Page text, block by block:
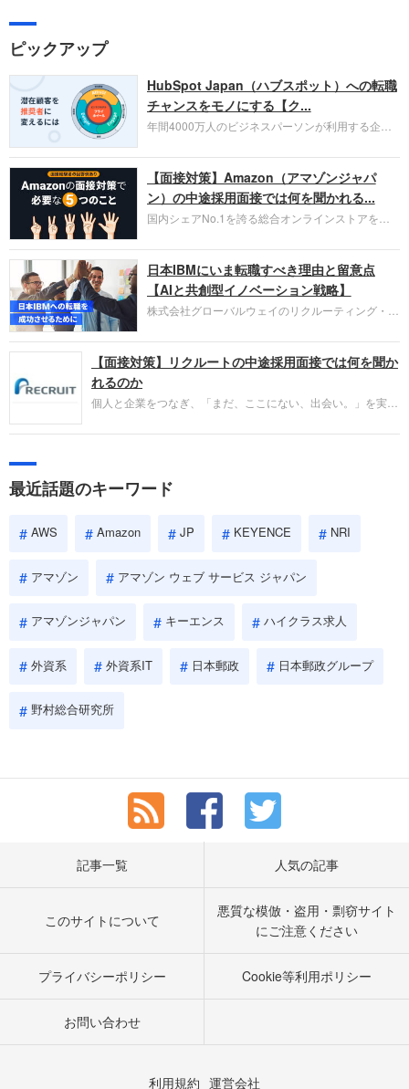
ピックアップ
HubSpot Japan（ハブスポット）への転職
チャンスをモノにする【ク...
年間4000万人のビジネスパーソンが利用する企業
お勧めするイチオシ企業をご紹介します。今回はク
ラウド型CRMプラットフォームを提供する
HubSpot Japan（ハブスポット・ジャパン）株式会
社です。採用面接対策の企業研究にご活用くださ
い。
【面接対策】Amazon（アマゾンジャパ
ン）の中途採用面接では何を聞かれる...
国内シェアNo.1を誇る総合オンラインストアを運
圧倒的な存在感を持つAmazon。中途採用面接では
過去の具体的な業務成果やリーダーシップの発揮、
失敗からの学びが重視され、人間性やカルチャーフ
ィットも評価対象となり、長期的に成長できる仲間
であるかを多角的に審査されます。
日本IBMにいま転職すべき理由と留意点
【AIと共創型イノベーション戦略】
株式会社グローバルウェイのリクルーティング・パ
パーソンが利用する企業口コミサイト「キャリコ
ネ」の転職エージェントがお勧めするイチオシ企業
IBMです。採用面接対策の企業研究にご活用くださ
い。
【面接対策】リクルートの中途採用面接では何を聞か
れるのか
個人と企業をつなぎ、「まだ、ここにない、出会い。」を実現
やこれまでの成果を具体的に問われるほか、「人間性」も評価
しょう。
最近話題のキーワード
AWS Amazon JP KEYENCE NRI
アマゾン アマゾン ウェブ サービス ジャパン
アマゾンジャパン キーエンス ハイクラス求人
外資系 外資系IT 日本郵政 日本郵政グループ
野村総合研究所
記事一覧 人気の記事
このサイトについて
悪質な模倣・盗用・剽窃サイト
にご注意ください
プライバシーポリシー Cookie等利用ポリシー
お問い合わせ
利用規約 運営会社